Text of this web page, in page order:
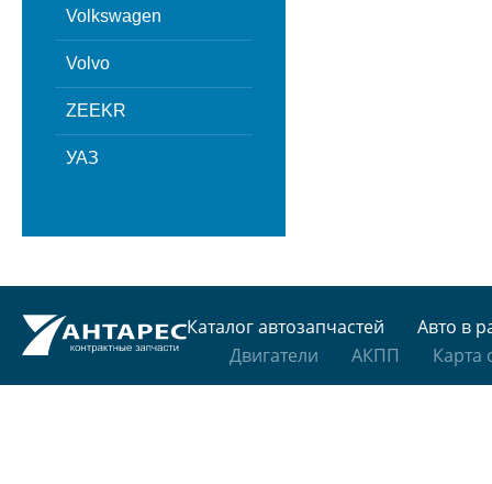
Volkswagen
Volvo
ZEEKR
УАЗ
Каталог автозапчастей
Авто в
Двигатели
АКПП Карта